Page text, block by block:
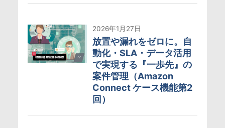
2026年1月27日
放置や漏れをゼロに。自
動化・SLA・データ活用
で実現する『一歩先』の
案件管理（Amazon
Connect ケース機能第2
回）